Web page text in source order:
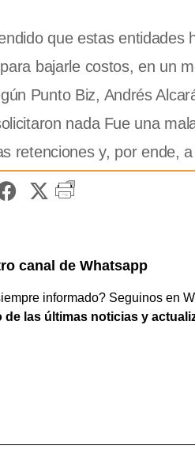
que estas entidades
bajarle costos, en un
Punto Biz, Andrés
nada Fue una
retenciones y, por ende, a
canal de Whatsapp
informado? Seguinos en
de las últimas noticias y